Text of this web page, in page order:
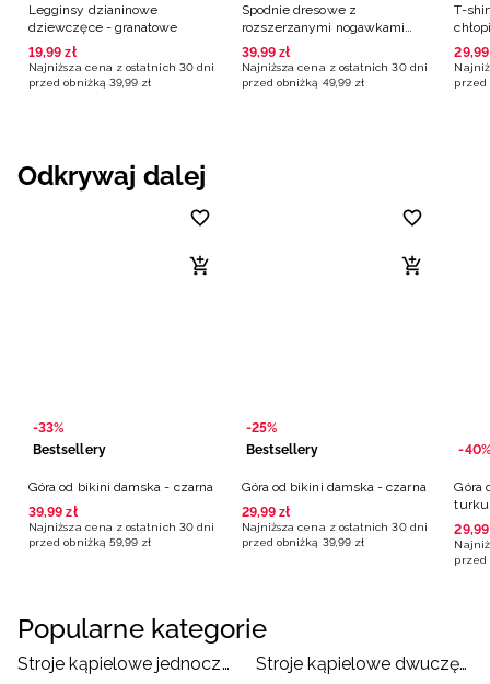
Legginsy dzianinowe
dziewczęce - granatowe
19,99 zł
Najniższa cena z ostatnich 30 dni
przed obniżką 39,99 zł
Spodnie dresowe z
rozszerzanymi nogawkami
dziewczęce - granatowe
39,99 zł
Najniższa cena z ostatnich 30 dni
przed obniżką 49,99 zł
T-
29,99
przed
Odkrywaj dalej
-33%
Bestsellery
Góra od bikini damska - czarna
39,99 zł
Najniższa cena z ostatnich 30 dni
przed obniżką 59,99 zł
-25%
Bestsellery
Góra od bikini damska - czarna
29,99 zł
Najniższa cena z ostatnich 30 dni
przed obniżką 39,99 zł
-40%
Góra
29,99
przed
Popularne kategorie
Stroje kąpielowe jednoczęściowe damskie
Stroje kąpielowe dwuczęściowe damskie